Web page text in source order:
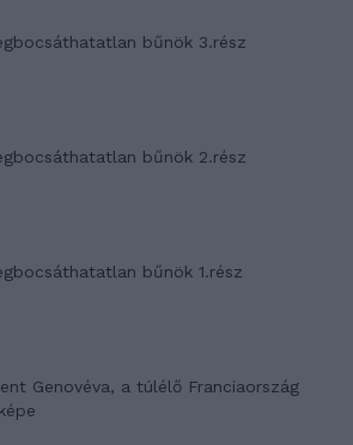
bűnök 3.rész
bűnök 2.rész
bűnök 1.rész
Genovéva, a túlélő Franciaország